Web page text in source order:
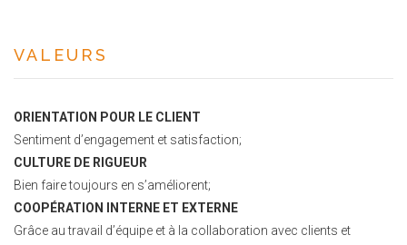
VALEURS
ORIENTATION POUR LE CLIENT
Sentiment d’engagement et satisfaction;
CULTURE DE RIGUEUR
Bien faire toujours en s’améliorent;
COOPÉRATION INTERNE ET EXTERNE
Grâce au travail d’équipe et à la collaboration avec clients et